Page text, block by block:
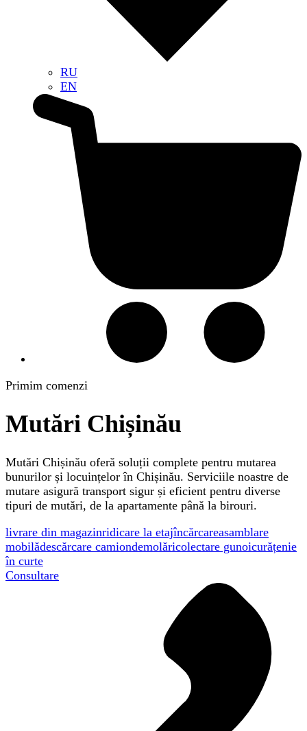
RU
EN
Primim comenzi
Mutări Chișinău
Mutări Chișinău oferă soluții complete pentru mutarea
bunurilor și locuințelor în Chișinău. Serviciile noastre de
mutare asigură transport sigur și eficient pentru diverse
tipuri de mutări, de la apartamente până la birouri.
livrare din magazinridicare la etajîncărcareasamblare
mobilădescărcare camiondemolăricolectare gunoicurățenie
în curte
Consultare